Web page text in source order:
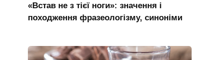
«Встав не з тієї ноги»: значення і
походження фразеологізму, синоніми